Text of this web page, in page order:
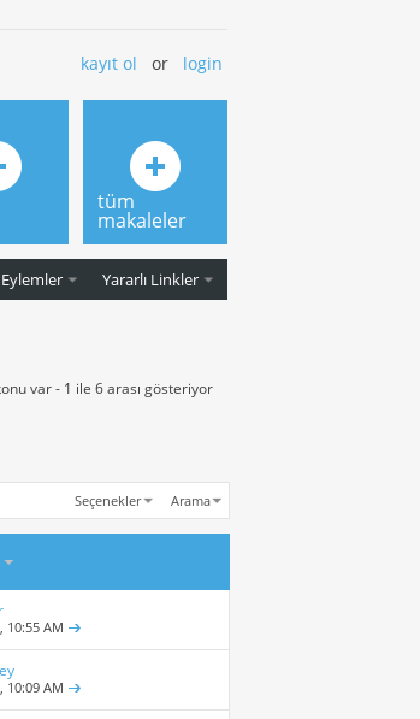
kayıt ol or login
Eylemler Yararlı Linkler
tüm
makaleler
var - 1 ile 6 arası gösteriyor
Seçenekler Arama
10:55 AM
10:09 AM